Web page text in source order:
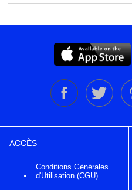
ACCÈS
Conditions Générales
d'Utilisation (CGU)